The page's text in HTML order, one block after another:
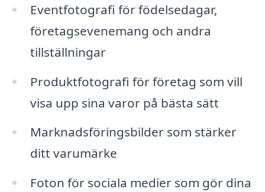
Eventfotografi för födelsedagar,
företagsevenemang och andra
tillställningar
Produktfotografi för företag som vill
visa upp sina varor på bästa sätt
Marknadsföringsbilder som stärker
ditt varumärke
Foton för sociala medier som gör dina